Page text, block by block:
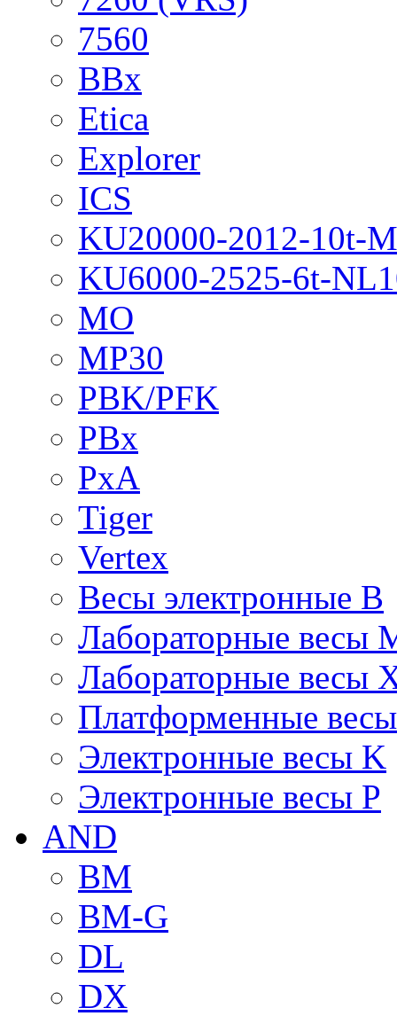
7560
BBx
Etica
Explorer
ICS
KU20000-2012-10t-
KU6000-2525-6t-
MO
MP30
PBK/PFK
PBx
PxA
Tiger
Vertex
Весы электронные B
Лабораторные весы
Лабораторные весы
Платформенные
Электронные весы K
Электронные весы P
AND
BM
BM-G
DL
DX